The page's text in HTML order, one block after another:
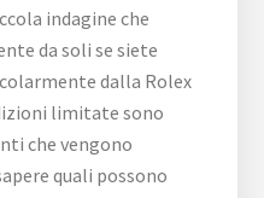
indagine che
da soli se siete
dalla Rolex
limitate sono
che vengono
quali possono